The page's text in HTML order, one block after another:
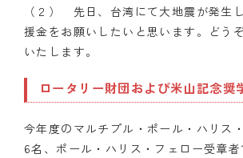
（２） 先日、台湾にて大地震が発生
援金をお願いしたいと思います。どう
いたします。
ロータリー財団および米山記念奨
今年度のマルチプル・ポール・ハリス
6名、ポール・ハリス・フェロー受章